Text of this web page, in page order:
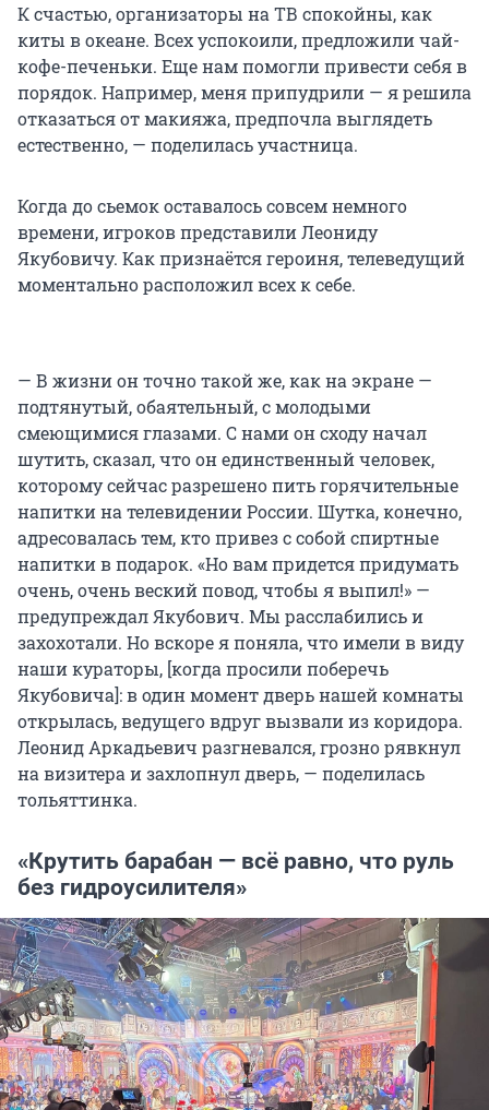
К счастью, организаторы на ТВ спокойны, как
киты в океане. Всех успокоили, предложили чай-
кофе-печеньки. Еще нам помогли привести себя в
порядок. Например, меня припудрили — я решила
отказаться от макияжа, предпочла выглядеть
естественно, — поделилась участница.
Когда до сьемок оставалось совсем немного
времени, игроков представили Леониду
Якубовичу. Как признаётся героиня, телеведущий
моментально расположил всех к себе.
— В жизни он точно такой же, как на экране —
подтянутый, обаятельный, с молодыми
смеющимися глазами. С нами он сходу начал
шутить, сказал, что он единственный человек,
которому сейчас разрешено пить горячительные
напитки на телевидении России. Шутка, конечно,
адресовалась тем, кто привез с собой спиртные
напитки в подарок. «Но вам придется придумать
очень, очень веский повод, чтобы я выпил!» —
предупреждал Якубович. Мы расслабились и
захохотали. Но вскоре я поняла, что имели в виду
наши кураторы, [когда просили поберечь
Якубовича]: в один момент дверь нашей комнаты
открылась, ведущего вдруг вызвали из коридора.
Леонид Аркадьевич разгневался, грозно рявкнул
на визитера и захлопнул дверь, — поделилась
тольяттинка.
«Крутить барабан — всё равно, что руль
без гидроусилителя»